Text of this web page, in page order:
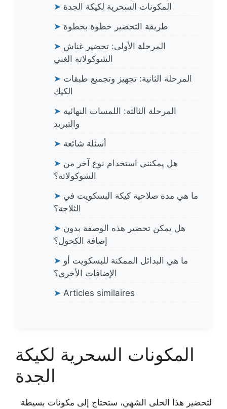
➤ المكونات السحرية لكيكة الجدة
➤ طريقة التحضير خطوة بخطوة
➤ المرحلة الأولى: تحضير غناش
الشوكولاتة الغني
➤ المرحلة الثانية: تجهيز وتجميع طبقات
الكيك
➤ المرحلة الثالثة: اللمسات النهائية
والتبريد
➤ أسئلة شائعة
➤ هل يمكنني استخدام نوع آخر من
الشوكولاتة؟
➤ ما هي مدة صلاحية كيكة البسكويت في
الثلاجة؟
➤ هل يمكن تحضير هذه الوصفة بدون
إضافة الكحول؟
➤ ما هي البدائل الممكنة للبسكويت أو
الإضافات الأخرى؟
➤ Articles similaires
المكونات السحرية لكيكة
الجدة
لتحضير هذا الحلى الشهي، ستحتاج إلى مكونات بسيطة